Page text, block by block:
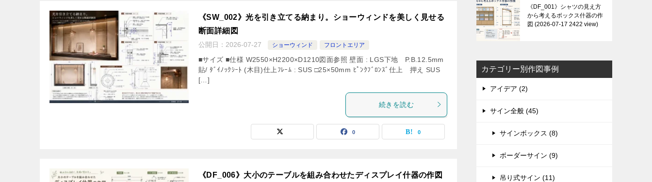
《SW_002》光を引き立てる納まり。ショーウィンドを美しく見せる
断面詳細図
公開日： 2026-07-27 ショーウィンド フロントエリア
■サイズ ■仕様 W2550×H2200×D1210図面参照 壁面 : LGS下地 P.B.12.5mm
貼/ ﾀﾞｲﾉｯｸｼｰﾄ (木目)仕上ﾌﾚｰﾑ : SUS □25×50mm ﾋﾟﾝｸﾌﾞﾛﾝｽﾞ仕上 押え SUS
[…]
続きを読む
0 0
《DF_006》大小のテーブルを組み合わせたディスプレイ什器の作図
《DF_001》シャツの見え方
から考えるボックス什器の作
図 2026-07-17 2422 view
カテゴリー別作図事例
アイデア (2)
サイン全般 (45)
サインボックス (8)
ボーダーサイン (9)
吊り式サイン (11)